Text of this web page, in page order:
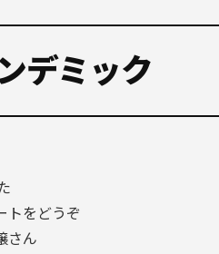
デミック
をどうぞ
さん